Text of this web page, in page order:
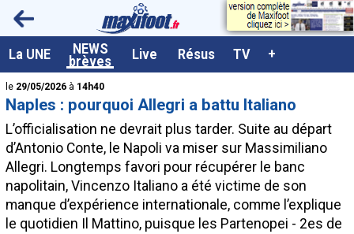
La UNE NEWS
brèves Live Résus TV +
<
le 29/05/2026 à 14h40
Naples : pourquoi Allegri a battu Italiano
L’officialisation ne devrait plus tarder. Suite au départ
d’Antonio Conte, le Napoli va miser sur Massimiliano
Allegri. Longtemps favori pour récupérer le banc
napolitain, Vincenzo Italiano a été victime de son
manque d’expérience internationale, comme l’explique
le quotidien Il Mattino, puisque les Partenopei - 2es de
A la UNE
Dernières brèves
Live / Matchs en direct
Résultats et Classements
Class. buteurs européens
Programme TV foot
Vidéos